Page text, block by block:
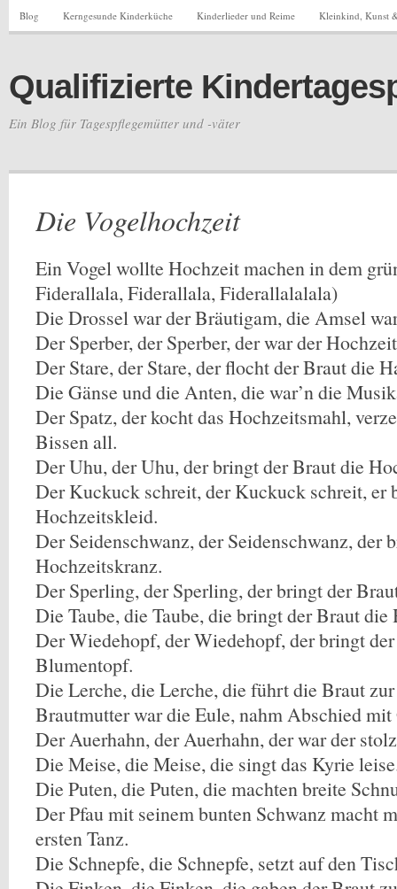
Blog Kerngesunde Kinderküche Kinderlieder und Reime Kleinkind, Kunst
Qualifizierte
Ein Blog für Tagespflegemütter und -väter
Die Vogelhochzeit
Ein Vogel wollte Hochzeit machen in dem
Fiderallala, Fiderallala, Fiderallalalala)
Die Drossel war der Bräutigam, die Amsel
Der Sperber, der Sperber, der war der
Der Stare, der Stare, der flocht der Braut die
Die Gänse und die Anten, die war’n die
Der Spatz, der kocht das Hochzeitsmahl,
Bissen all.
Der Uhu, der Uhu, der bringt der Braut die
Der Kuckuck schreit, der Kuckuck schreit, er
Hochzeitskleid.
Der Seidenschwanz, der Seidenschwanz, der
Hochzeitskranz.
Der Sperling, der Sperling, der bringt der
Die Taube, die Taube, die bringt der Braut die
Der Wiedehopf, der Wiedehopf, der bringt
Blumentopf.
Die Lerche, die Lerche, die führt die Braut
Brautmutter war die Eule, nahm Abschied mit
Der Auerhahn, der Auerhahn, der war der
Die Meise, die Meise, die singt das Kyrie
Die Puten, die Puten, die machten breite
Der Pfau mit seinem bunten Schwanz macht
ersten Tanz.
Die Schnepfe, die Schnepfe, setzt auf den